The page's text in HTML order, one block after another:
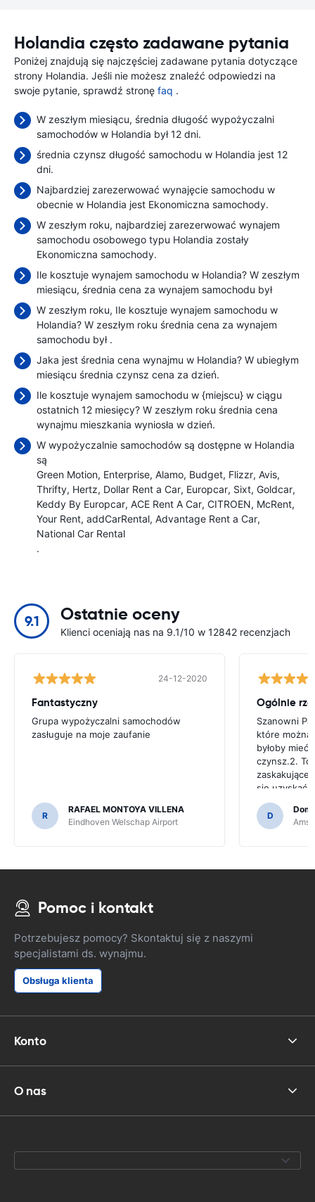
Holandia często zadawane pytania
Poniżej znajdują się najczęściej zadawane pytania dotyczące
strony Holandia. Jeśli nie możesz znaleźć odpowiedzi na
swoje pytanie, sprawdź stronę faq .
W zeszłym miesiącu, średnia długość wypożyczalni
samochodów w Holandia był 12 dni.
średnia czynsz długość samochodu w Holandia jest 12
dni.
Najbardziej zarezerwować wynajęcie samochodu w
obecnie w Holandia jest Ekonomiczna samochody.
W zeszłym roku, najbardziej zarezerwować wynajem
samochodu osobowego typu Holandia zostały
Ekonomiczna samochody.
Ile kosztuje wynajem samochodu w Holandia? W zeszłym
miesiącu, średnia cena za wynajem samochodu był
W zeszłym roku, Ile kosztuje wynajem samochodu w
Holandia? W zeszłym roku średnia cena za wynajem
samochodu był .
Jaka jest średnia cena wynajmu w Holandia? W ubiegłym
miesiącu średnia czynsz cena za dzień.
Ile kosztuje wynajem samochodu w {miejscu} w ciągu
ostatnich 12 miesięcy? W zeszłym roku średnia cena
wynajmu mieszkania wyniosła w dzień.
W wypożyczalnie samochodów są dostępne w Holandia
są
Green Motion Enterprise Alamo Budget Flizzr Avis
Thrifty Hertz Dollar Rent a Car Europcar Sixt Goldcar
Keddy By Europcar ACE Rent A Car CITROEN McRent
Your Rent addCarRental Advantage Rent a Car
National Car Rental
.
9.1 Ostatnie oceny
Klienci oceniają nas na 9.1/10 w 12842 recenzjach
24-12-2020
Fantastyczny
Grupa wypożyczalni samochodów
zasługuje na moje zaufanie
R
RAFAEL MONTOYA VILLENA
Eindhoven Welschap Airport
Szanowni
które można
byłoby mieć
czynsz.2. To
zaskakujące
się uzyskać
samochód
jutro
pewien, czy
D
Pomoc i kontakt
Potrzebujesz pomocy? Skontaktuj się z naszymi
specjalistami ds. wynajmu.
Obsługa klienta
Konto
O nas